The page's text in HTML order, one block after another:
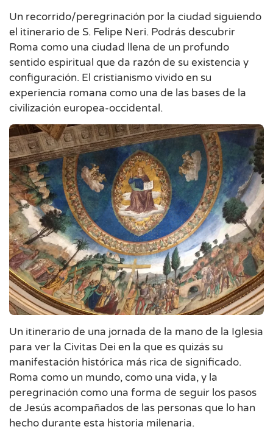
Un recorrido/peregrinación por la ciudad siguiendo
el itinerario de S. Felipe Neri. Podrás descubrir
Roma como una ciudad llena de un profundo
sentido espiritual que da razón de su existencia y
configuración. El cristianismo vivido en su
experiencia romana como una de las bases de la
civilización europea-occidental.
Un itinerario de una jornada de la mano de la Iglesia
para ver la Civitas Dei en la que es quizás su
manifestación histórica más rica de significado.
Roma como un mundo, como una vida, y la
peregrinación como una forma de seguir los pasos
de Jesús acompañados de las personas que lo han
hecho durante esta historia milenaria.